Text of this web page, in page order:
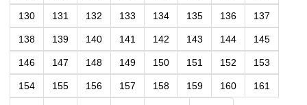
130 131 132 133 134 135 136 137
138 139 140 141 142 143 144 145
146 147 148 149 150 151 152 153
154 155 156 157 158 159 160 161